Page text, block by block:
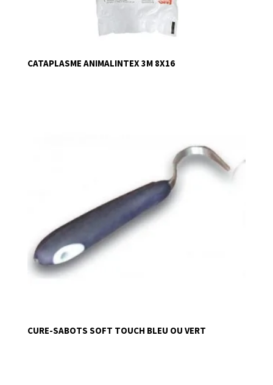
CATAPLASME ANIMALINTEX 3M 8X16
CURE-SABOTS SOFT TOUCH BLEU OU VERT